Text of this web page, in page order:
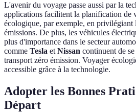
L'avenir du voyage passe aussi par la
applications facilitent la planification de
écologique, par exemple, en privilégiant
émissions. De plus, les véhicules
plus d'importance dans le secteur
comme Tesla et Nissan continuent de
transport zéro émission. Voyager
accessible grâce à la technologie.
Adopter les Bonnes
Départ